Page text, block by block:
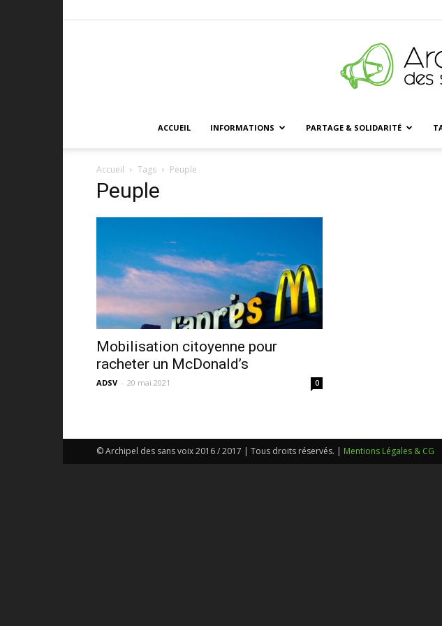
ACCUEIL INFORMATIONS PARTAGE & SOLIDARITÉ
Accueil Tags Peuple
Peuple
Mobilisation citoyenne pour
racheter un McDonald’s
ADSV - 20 mai 2021 0
© Archipel des sans voix 2016 / 2017 | Tous droits réservés. | Mentions Légales & CG